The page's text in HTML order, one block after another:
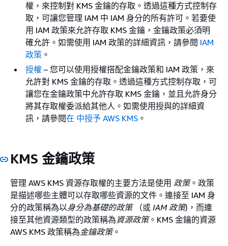
權，來控制對 KMS 金鑰的存取。透過這種方式控制存
取，可讓您管理 IAM 中 IAM 身分的所有許可。若要使
用 IAM 政策來允許存取 KMS 金鑰，金鑰政策必須明
確允許。如需使用 IAM 政策的詳細資訊，請參閱 IAM
政策 。
授權 – 您可以使用授權搭配金鑰政策和 IAM 政策，來
允許對 KMS 金鑰的存取。透過這種方式控制存取，可
讓您在金鑰政策中允許存取 KMS 金鑰，並且允許身分
將其存取權委派給其他人。如需使用授與的詳細資
訊，請參閱在 中授予 AWS KMS 。
KMS 金鑰政策
管理 AWS KMS 資源存取權的主要方法是使用 政策。政策
是描述哪些主體可以存取哪些資源的文件。連接至 IAM 身
分的政策稱為以身分為基礎的政策（或 IAM 政策)，而連
接至其他資源類型的政策稱為 資源政策。KMS 金鑰的資源
AWS KMS 政策稱為金鑰政策。